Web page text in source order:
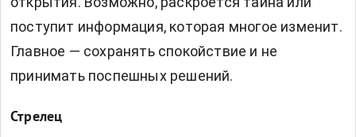
поступит информация, которая многое изменит.
Главное — сохранять спокойствие и не
принимать поспешных решений.
Стрелец